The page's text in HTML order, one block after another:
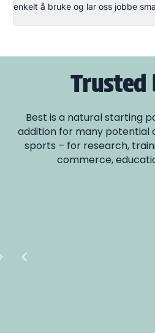
enkelt å bruke og lar oss jobbe
Trusted
Best is a natural starting
addition for many potential
sports – for research,
commerce,